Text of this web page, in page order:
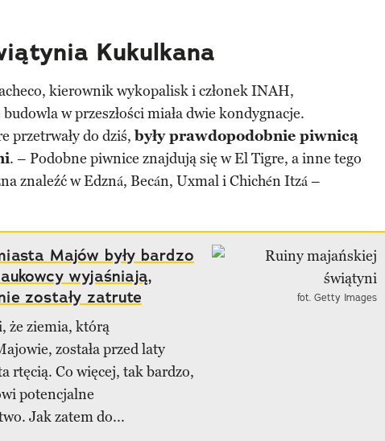
Kukulkana
kierownik wykopalisk i członek INAH,
w przeszłości miała dwie kondygnacje.
przetrwały do dziś,były prawdopodobnie piwnicą
. – Podobne piwnice znajdują się w El Tigre, a inne tego
znaleźć w Edzná, Becán, Uxmal i Chichén Itzá –
Majów były bardzo
wyjaśniają,
zostały zatrute
że ziemia, którą
została przed laty
rtęcią. Co więcej, tak bardzo,
potencjalne
Jak zatem do...
fot. Getty Images